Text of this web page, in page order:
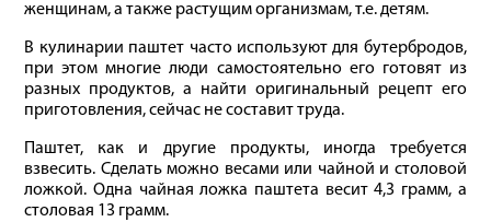
женщинам, а также растущим организмам, т.е. детям.
В кулинарии паштет часто используют для бутербродов,
при этом многие люди самостоятельно его готовят из
разных продуктов, а найти оригинальный рецепт его
приготовления, сейчас не составит труда.
Паштет, как и другие продукты, иногда требуется
взвесить. Сделать можно весами или чайной и столовой
ложкой. Одна чайная ложка паштета весит 4,3 грамм, а
столовая 13 грамм.